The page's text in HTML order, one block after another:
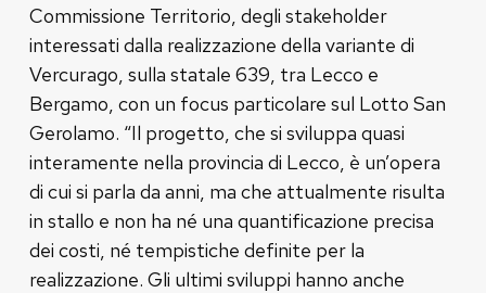
Commissione Territorio, degli stakeholder
interessati dalla realizzazione della variante di
Vercurago, sulla statale 639, tra Lecco e
Bergamo, con un focus particolare sul Lotto San
Gerolamo. “Il progetto, che si sviluppa quasi
interamente nella provincia di Lecco, è un’opera
di cui si parla da anni, ma che attualmente risulta
in stallo e non ha né una quantificazione precisa
dei costi, né tempistiche definite per la
realizzazione. Gli ultimi sviluppi hanno anche